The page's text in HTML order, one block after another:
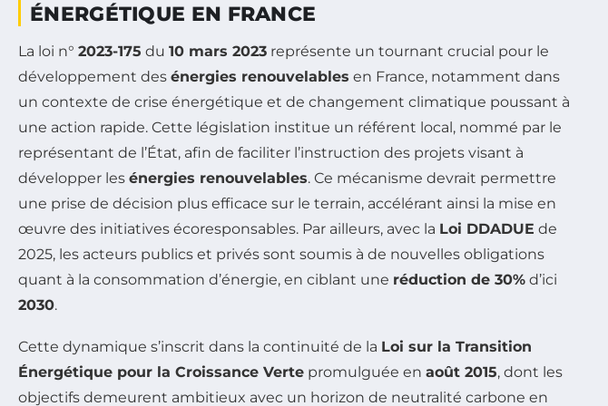
ÉNERGÉTIQUE EN FRANCE
La loi n° 2023-175 du 10 mars 2023 représente un tournant crucial pour le
développement des énergies renouvelables en France, notamment dans
un contexte de crise énergétique et de changement climatique poussant à
une action rapide. Cette législation institue un référent local, nommé par le
représentant de l’État, afin de faciliter l’instruction des projets visant à
développer les énergies renouvelables. Ce mécanisme devrait permettre
une prise de décision plus efficace sur le terrain, accélérant ainsi la mise en
œuvre des initiatives écoresponsables. Par ailleurs, avec la Loi DDADUE de
2025, les acteurs publics et privés sont soumis à de nouvelles obligations
quant à la consommation d’énergie, en ciblant une réduction de 30% d’ici
2030.
Cette dynamique s’inscrit dans la continuité de la Loi sur la Transition
Énergétique pour la Croissance Verte promulguée en août 2015, dont les
objectifs demeurent ambitieux avec un horizon de neutralité carbone en